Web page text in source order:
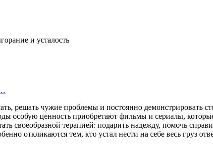
решать чужие проблемы и постоянно
особую ценность приобретают фильмы и сериалы,
своеобразной терапией: подарить надежду, помочь
откликаются тем, кто устал нести на себе весь груз